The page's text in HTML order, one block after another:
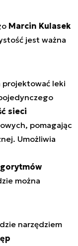
Marcin Kulasek
jest ważna
projektować leki
sieci
pomagając
Umożliwia
można
narzędziem